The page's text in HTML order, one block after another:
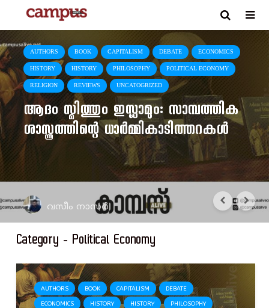
AUTHORS BOOK CAPITALISM DEBATE ECONOMICS
HISTORY HISTORY PHILOSOPHY POLITICAL ECONOMY
RELIGION REVIEWS UNCATOGRIZED
ആദം സ്മിത്തും ഇസ്ലാമും: സാമ്പത്തിക
ശാസ്ത്രത്തിന്റെ ധാർമ്മികാടിത്തറകൾ
വസീം നാസർ
Category - Political Economy
AUTHORS BOOK CAPITALISM DEBATE
ECONOMICS HISTORY HISTORY PHILOSOPHY